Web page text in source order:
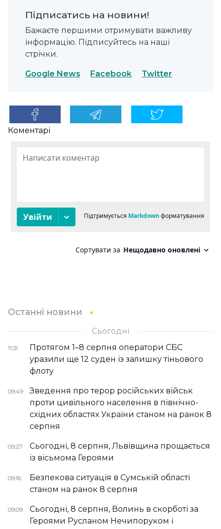
Підписатись на новини!
Бажаєте першими отримувати важливу
інформацію. Підписуйтесь на наші
стрічки.
Google News Facebook Twitter
Коментарі
Останні новини
Сьогодні
11:31
Протягом 1–8 серпня оператори СБС
уразили ще 12 суден із залишку тіньового
флоту
09:49
Зведення про терор російських військ
проти цивільного населення в північно-
східних областях України станом на ранок 8
серпня
09:27
Сьогодні, 8 серпня, Львівщина прощається
із вісьмома Героями
09:16
Безпекова ситуація в Сумській області
станом на ранок 8 серпня
09:09
Сьогодні, 8 серпня, Волинь в скорботі за
Героями Русланом Нечипоруком і